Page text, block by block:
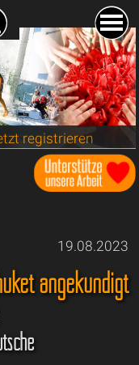
registrieren
19.08.2023
angekündigt